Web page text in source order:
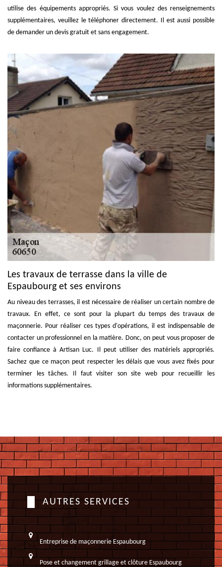
utilise des équipements appropriés. Si vous voulez des renseignements
supplémentaires, veuillez le téléphoner directement. Il est aussi possible
de demander un devis gratuit et sans engagement.
Les travaux de terrasse dans la ville de
Espaubourg et ses environs
Au niveau des terrasses, il est nécessaire de réaliser un certain nombre de
travaux. En effet, ce sont pour la plupart du temps des travaux de
maçonnerie. Pour réaliser ces types d'opérations, il est indispensable de
contacter un professionnel en la matière. Donc, on peut vous proposer de
faire confiance à Artisan Luc. Il peut utiliser des matériels appropriés.
Sachez que ce maçon peut respecter les délais que vous avez fixés pour
terminer les tâches. Il faut visiter son site web pour recueillir les
informations supplémentaires.
AUTRES SERVICES
Entreprise de maçonnerie Espaubourg
Pose et changement grillage et clôture Espaubourg